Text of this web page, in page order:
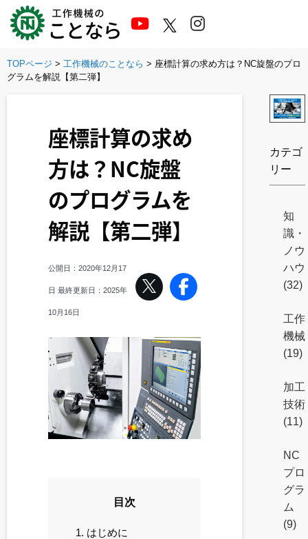
Skip
content
TOPページ > 工作機械のことなら > 座標計算の求め方は？NC旋盤のプロ
グラムを解説【第二弾】
座標計算の求め
方は？NC旋盤
のプログラムを
解説【第二弾】
公開日： 2020年12月17
日 最終更新日： 2025年
10月16日
目次
1. はじめに
カテゴ
リー
知
識・
ノウ
ハウ
(32)
工作
機械
(19)
加工
技術
(11)
NC
プロ
グラ
ム
(9)